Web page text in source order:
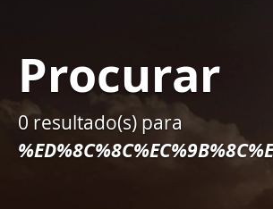
Procurar
0 resultado(s) para